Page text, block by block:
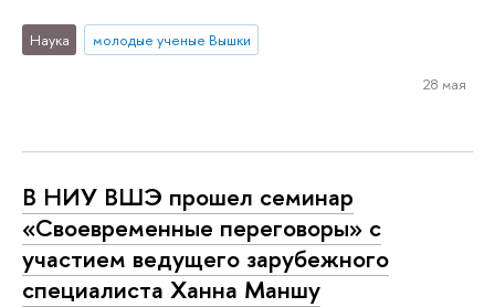
Наука молодые ученые Вышки
28 мая
В НИУ ВШЭ прошел семинар
«Своевременные переговоры» с
участием ведущего зарубежного
специалиста Ханна Маншу